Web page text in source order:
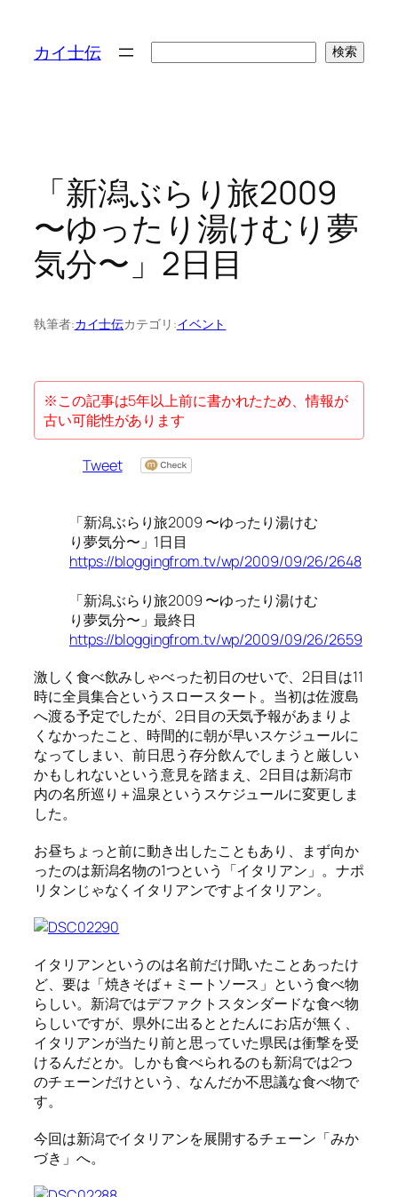
カイ士伝 検索
「新潟ぶらり旅2009
〜ゆったり湯けむり夢
気分〜」2日目
執筆者:カイ士伝カテゴリ:イベント
※この記事は5年以上前に書かれたため、情報が
古い可能性があります
Tweet
「新潟ぶらり旅2009 〜ゆったり湯けむ
り夢気分〜」1日目
https://bloggingfrom.tv/wp/2009/09/26/2648
「新潟ぶらり旅2009 〜ゆったり湯けむ
り夢気分〜」最終日
https://bloggingfrom.tv/wp/2009/09/26/2659
激しく食べ飲みしゃべった初日のせいで、2日目は11
時に全員集合というスロースタート。当初は佐渡島
へ渡る予定でしたが、2日目の天気予報があまりよ
くなかったこと、時間的に朝が早いスケジュールに
なってしまい、前日思う存分飲んでしまうと厳しい
かもしれないという意見を踏まえ、2日目は新潟市
内の名所巡り＋温泉というスケジュールに変更しま
した。
お昼ちょっと前に動き出したこともあり、まず向か
ったのは新潟名物の1つという「イタリアン」。ナポ
リタンじゃなくイタリアンですよイタリアン。
イタリアンというのは名前だけ聞いたことあったけ
ど、要は「焼きそば＋ミートソース」という食べ物
らしい。新潟ではデファクトスタンダードな食べ物
らしいですが、県外に出るととたんにお店が無く、
イタリアンが当たり前と思っていた県民は衝撃を受
けるんだとか。しかも食べられるのも新潟では2つ
のチェーンだけという、なんだか不思議な食べ物で
す。
今回は新潟でイタリアンを展開するチェーン「みか
づき」へ。